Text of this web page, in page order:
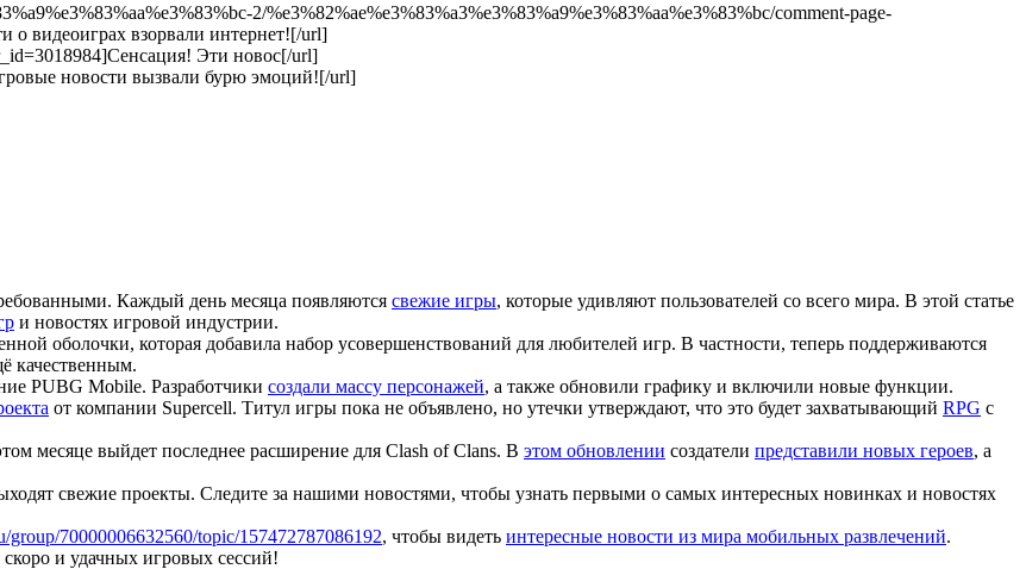
2/%e3%82%ae%e3%83%a3%e3%83%a9%e3%83%aa%e3%83%bc/comment-page-
видеоиграх взорвали интернет![/url]
Эти новос[/url]
новости вызвали бурю эмоций![/url]
Каждый день месяца появляются свежие игры, которые удивляют пользователей со всего мира. В этой статье
и новостях игровой индустрии.
оболочки, которая добавила набор усовершенствований для любителей игр. В частности, теперь поддерживаются
качественным.
PUBG Mobile. Разработчики создали массу персонажей, а также обновили графику и включили новые функции.
от компании Supercell. Титул игры пока не объявлено, но утечки утверждают, что это будет захватывающий RPG с
месяце выйдет последнее расширение для Clash of Clans. В этом обновлении создатели представили новых героев, а
свежие проекты. Следите за нашими новостями, чтобы узнать первыми о самых интересных новинках и новостях
group/70000006632560/topic/157472787086192, чтобы видеть интересные новости из мира мобильных развлечений.
и удачных игровых сессий!